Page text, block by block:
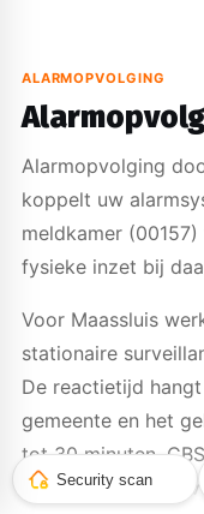
ALARMOPVOLGING
Alarmopvolging
koppelt uw
meldkamer
fysieke inzet bij
Voor Maassluis
stationaire
De reactietijd
gemeente en het
tot 30 minuten.
2025 1.230
Security scan